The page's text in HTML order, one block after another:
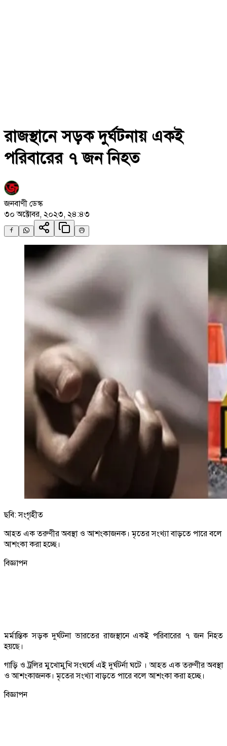
রাজস্থানে সড়ক দুর্ঘটনায় একই
পরিবারের ৭ জন নিহত
জনবাণী ডেস্ক
৩০ অক্টোবর, ২০২৩, ২৪:৪৩
ছবি: সংগৃহীত
আহত এক তরুণীর অবস্থা ও আশংকাজনক। মৃতের সংখ‍্যা বাড়তে পারে বলে
আশংকা করা হচ্ছে।
বিজ্ঞাপন
মর্মান্তিক সড়ক দুর্ঘটনা ভারতের রাজস্থানে একই পরিবারের ৭ জন নিহত
হয়ছে।
গাড়ি ও ট্রলির মুখোমুখি সংঘর্ষে এই দুর্ঘটর্না ঘটে । আহত এক তরুণীর অবস্থা
ও আশংকাজনক। মৃতের সংখ‍্যা বাড়তে পারে বলে আশংকা করা হচ্ছে।
বিজ্ঞাপন